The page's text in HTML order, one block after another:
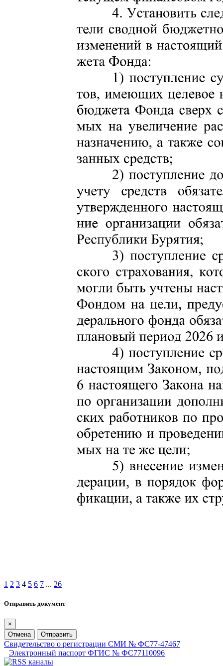
1 2 3 4 5 6 7 ... 26
Отправить документ
×
Отмена
Отправить
Свидетельство о регистрации СМИ № ФС77-47467
Электронный паспорт ФГИС № ФС77110096